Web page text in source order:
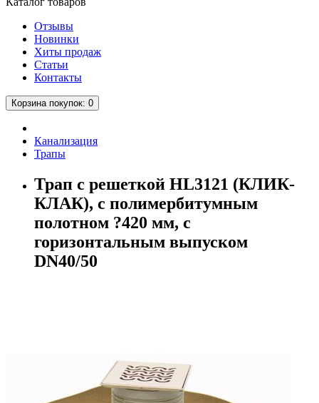
Отзывы
Новинки
Хиты продаж
Статьи
Контакты
Корзина покупок: 0
Канализация
Трапы
Трап с решеткой HL3121 (КЛИК-
КЛАК), с полимербитумным
полотном ?420 мм, с
горизонтальным выпуском
DN40/50